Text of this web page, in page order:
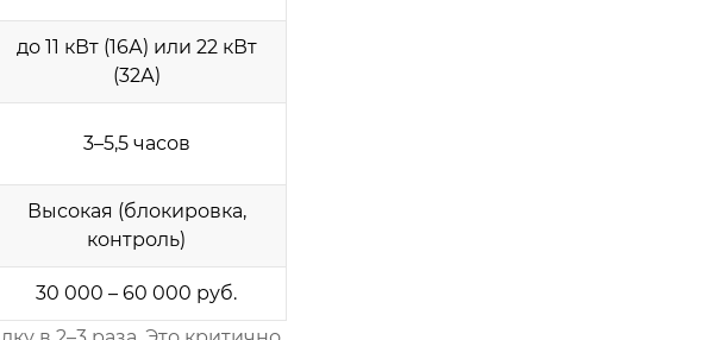
до 11 кВт (16А) или 22 кВт
(32А)
3–5,5 часов
Высокая (блокировка,
контроль)
30 000 – 60 000 руб.